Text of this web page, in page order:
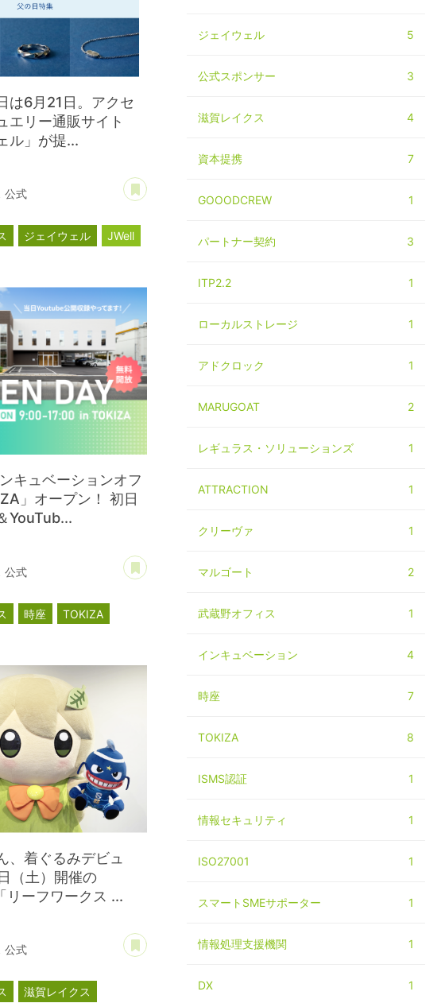
は6月21日。アクセ
エリー通販サイト
ル」が提...
公式
あとで読む
ジェイウェル JWell
キュベーションオフ
」オープン！ 初日
YouTub...
公式
あとで読む
時座
TOKIZA
、着ぐるみデビュ
（土）開催の
リーフワークス ...
公式
あとで読む
滋賀レイクス
ジェイウェル 5
公式スポンサー 3
滋賀レイクス 4
資本提携 7
GOOODCREW 1
パートナー契約 3
ITP2.2 1
ローカルストレージ 1
アドクロック 1
MARUGOAT 2
レギュラス・ソリューションズ 1
ATTRACTION 1
クリーヴァ 1
マルゴート 2
武蔵野オフィス 1
インキュベーション 4
時座 7
TOKIZA 8
ISMS認証 1
情報セキュリティ 1
ISO27001 1
スマートSMEサポーター 1
情報処理支援機関 1
DX 1